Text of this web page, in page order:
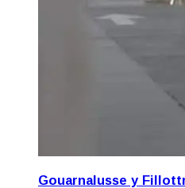
Gouarnalusse y